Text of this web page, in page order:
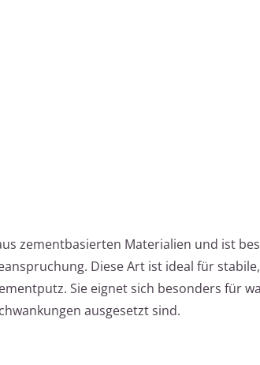
zementbasierten Materialien und ist
Diese Art ist ideal für
Sie eignet sich besonders für
ausgesetzt sind.